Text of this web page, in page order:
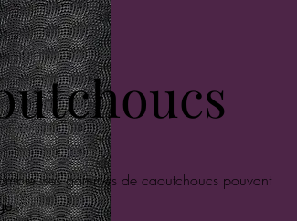
gammes de caoutchoucs pouvant
.